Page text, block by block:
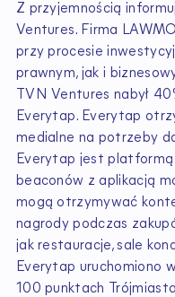
Z przyjemnością
Ventures. Firma
przy procesie
prawnym, jak i
TVN Ventures nabył
Everytap. Everytap
medialne na potrzeby
Everytap jest
beaconów z aplikacją
mogą otrzymywać
nagrody podczas
jak restauracje, sale
Everytap uruchomiono
100 punktach